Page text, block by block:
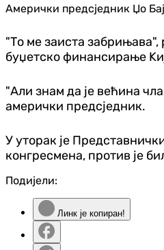
Амерички предсједник Џо
"То ме заиста
буџетско финансирање
"Али знам да је већина
амерички предсједник.
У уторак је
конгресмена, против је
Подијели:
Линк је копиран!